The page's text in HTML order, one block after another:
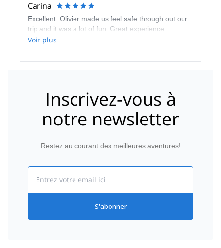
Carina
Excellent. Olivier made us feel safe through out our
trip and it was a lot of fun. Great experience.
Voir plus
Inscrivez-vous à
notre newsletter
Restez au courant des meilleures aventures!
S'abonner